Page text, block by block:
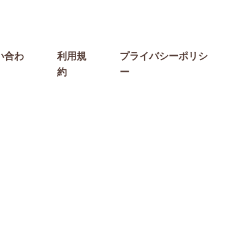
合わ
利用規
約
プライバシーポリシ
ー